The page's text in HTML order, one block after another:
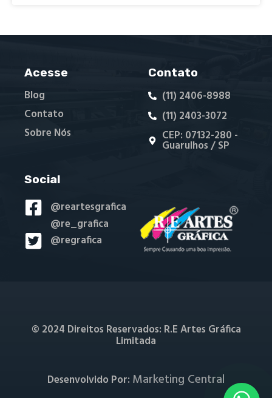
Acesse
Blog
Contato
Sobre Nós
Contato
(11) 2406-8988
(11) 2403-3072
CEP: 07132-280 -
Guarulhos / SP
Social
@reartesgrafica
@re_grafica
@regrafica
© 2024 Direitos Reservados: R.E Artes Gráfica
Limitada
Desenvolvido Por: Marketing Central